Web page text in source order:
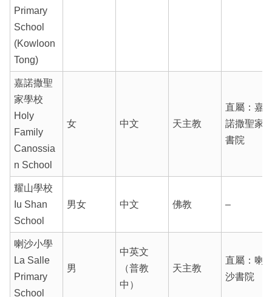
Primary
School
(Kowloon
Tong)
嘉諾撒聖
家學校
Holy
Family
Canossia
n School
女 中文 天主教
直屬：嘉
諾撒聖家
書院
耀山學校
Iu Shan
School
男女 中文 佛教 –
喇沙小學
La Salle
Primary
School
男
中英文
（普教
中）
天主教
直屬：喇
沙書院